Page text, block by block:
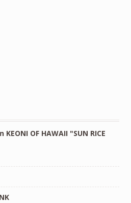
OF HAWAII "SUN RICE